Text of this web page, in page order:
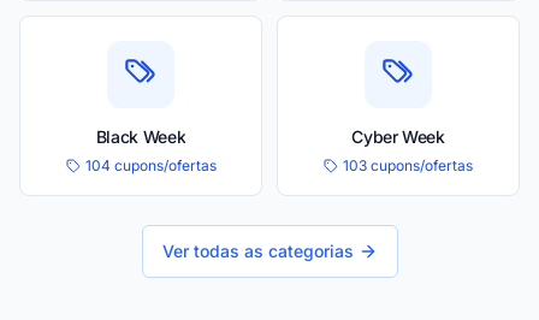
Black Week
104 cupons/ofertas
Cyber Week
103 cupons/ofertas
Ver todas as categorias